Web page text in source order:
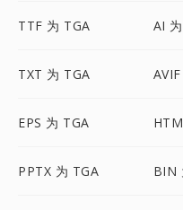
TTF 为 TGA AI
TXT 为 TGA
EPS 为 TGA
PPTX 为 TGA BIN